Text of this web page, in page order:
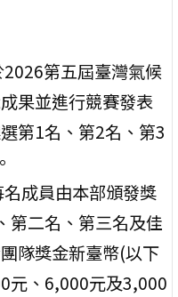
2026第五屆臺灣氣候
果並進行競賽發表
第1名、第2名、第3
名成員由本部頒發獎
第二名、第三名及佳
隊獎金新臺幣(以下
元、6,000元及3,000